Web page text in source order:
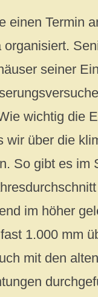
einen Termin
seiner
wichtig die
wir über die
So gibt es
im höher
1.000 mm
mit den